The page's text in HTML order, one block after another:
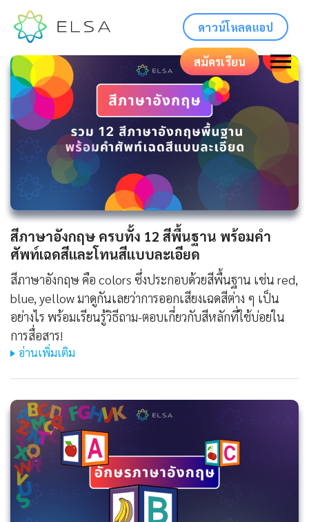
ดาวน์โหลดแอป
สมัครเรียน
สีภาษาอังกฤษ ครบทั้ง 12 สีพื้นฐาน พร้อมคำ
ศัพท์เฉดสีและโทนสีแบบละเอียด
สีภาษาอังกฤษ คือ colors ซึ่งประกอบด้วยสีพื้นฐาน เช่น red,
blue, yellow มาดูกันเลยว่าการออกเสียงเฉดสีต่าง ๆ เป็น
อย่างไร พร้อมเรียนรู้วิธีถาม-ตอบเกี่ยวกับสีหลักที่ใช้บ่อยใน
การสื่อสาร!
อ่านเพิ่มเติม